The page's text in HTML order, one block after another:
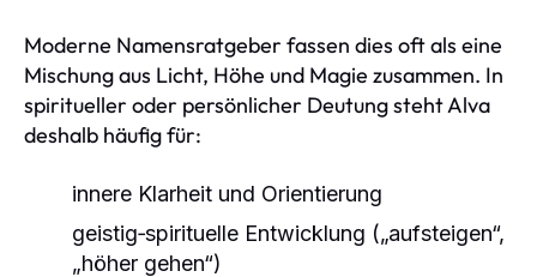
Moderne Namensratgeber fassen dies oft als eine
Mischung aus Licht, Höhe und Magie zusammen. In
spiritueller oder persönlicher Deutung steht Alva
deshalb häufig für:
innere Klarheit und Orientierung
geistig‑spirituelle Entwicklung („aufsteigen“,
„höher gehen“)